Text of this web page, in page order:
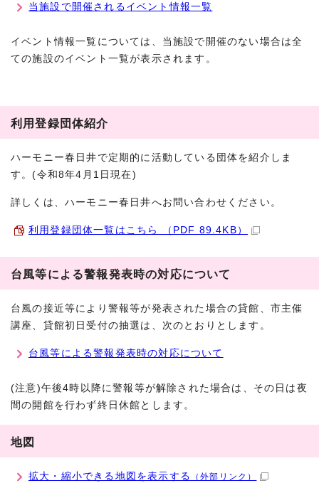
当施設で開催されるイベント情報一覧
イベント情報一覧については、当施設で開催のない場合は全
ての施設のイベント一覧が表示されます。
利用登録団体紹介
ハーモニー春日井で定期的に活動している団体を紹介しま
す。(令和8年4月1日現在)
詳しくは、ハーモニー春日井へお問い合わせください。
利用登録団体一覧はこちら （PDF 89.4KB）
台風等による警報発表時の対応について
台風の接近等により警報等が発表された場合の貸館、市主催
講座、貸館初日受付の抽選は、次のとおりとします。
台風等による警報発表時の対応について
(注意)午後4時以降に警報等が解除された場合は、その日は夜
間の開館を行わず終日休館とします。
地図
拡大・縮小できる地図を表示する （外部リンク）